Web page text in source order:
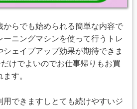
からでも始められる簡単な内容で
ニングマシンを使って行うトレ
ェイプアップ効果が期待できま
けでよいのでお仕事帰りもお買
す。
用できますしとても続けやすいジ